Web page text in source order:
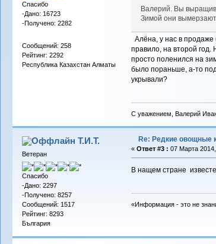
Спасибо
-Дано: 16723
-Получено: 2282
Сообщений: 258
Рейтинг: 2292
Республика Казахстан Алматы
Валерий. Вы
Зимой они
Алёна, у нас в продаже
правило, на второй год.
просто поленился на
было пораньше, а-то
укрывали?
С уважением, Валерий
Т.И.Т.
Ветеран
Спасибо
-Дано: 2297
-Получено: 8257
Сообщений: 1517
Рейтинг: 8293
България
Re: Редкие овощные
« Ответ #3 : 07 Марта
В нащем стране
«Информация - это не